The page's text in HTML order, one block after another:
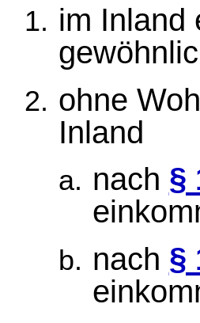
im Inland
ohne
Inland
nach §
nach §